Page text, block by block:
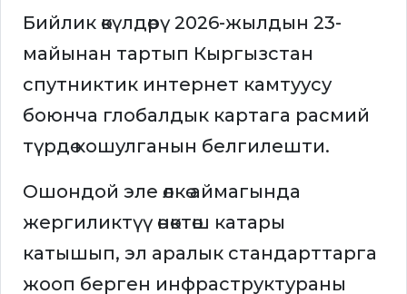
Бийлик өкүлдөрү 2026-жылдын 23-
майынан тартып Кыргызстан
спутниктик интернет камтуусу
боюнча глобалдык картага расмий
түрдө кошулганын белгилешти.
Ошондой эле өлкө аймагында
жергиликтүү өнөктөш катары
катышып, эл аралык стандарттарга
жооп берген инфраструктураны